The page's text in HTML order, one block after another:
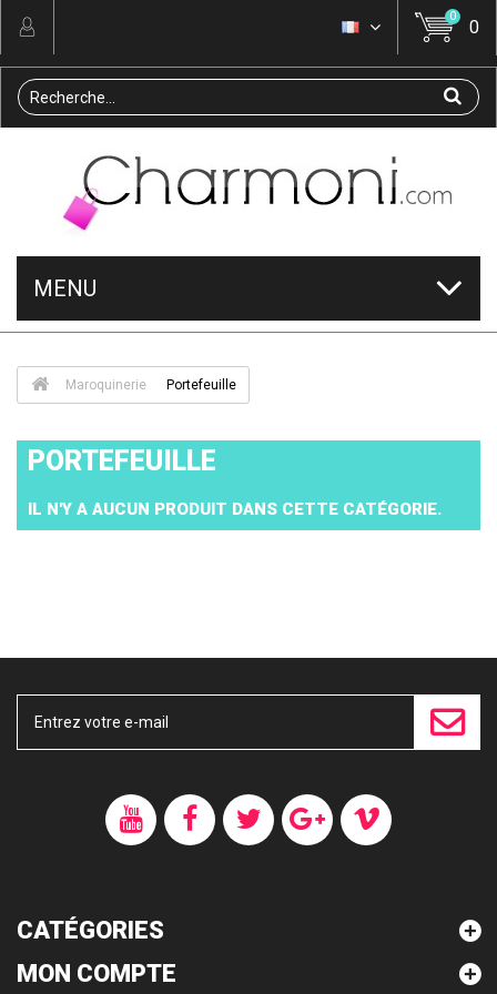
0
0
MENU
Maroquinerie Portefeuille
PORTEFEUILLE
IL N'Y A AUCUN PRODUIT DANS CETTE CATÉGORIE.
CATÉGORIES
MON COMPTE